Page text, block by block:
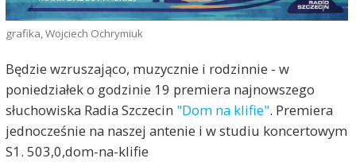
grafika, Wojciech Ochrymiuk
Będzie wzruszająco, muzycznie i rodzinnie - w
poniedziałek o godzinie 19 premiera najnowszego
słuchowiska Radia Szczecin "Dom na klifie". Premiera
jednocześnie na naszej antenie i w studiu koncertowym
S1. 503,0,dom-na-klifie